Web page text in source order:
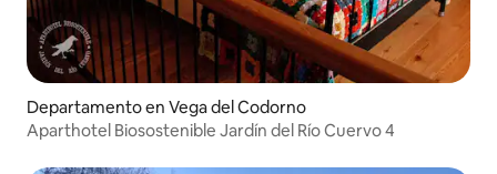
Departamento en Vega del Codorno
Aparthotel Biosostenible Jardín del Río Cuervo 4